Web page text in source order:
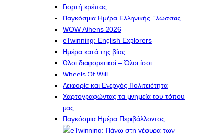
Γιορτή κρέπας
Παγκόσμια Ημέρα Ελληνικής Γλώσσας
WOW Athens 2026
eTwinning: English Explorers
Ημέρα κατά της βίας
Όλοι διαφορετικοί – Όλοι ίσοι
Wheels Of Will
Αειφορία και Ενεργός Πολιτειότητα
Χαρτογραφώντας τα μνημεία του τόπου
μας
Παγκόσμια Ημέρα Περιβάλλοντος